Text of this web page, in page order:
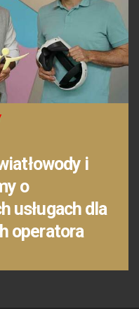
i
o
usługach dla
operatora